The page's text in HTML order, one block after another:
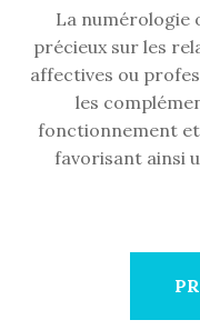
La numérologie
précieux sur les
affectives ou
les
fonctionnement et
favorisant ainsi